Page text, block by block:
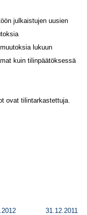
julkaistujen uusien
lukuun
kuin tilinpäätöksessä
ovat tilintarkastettuja.
31.12.2011